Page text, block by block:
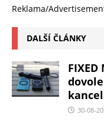
Reklama/
DALŠÍ ČLÁNKY
30-08-